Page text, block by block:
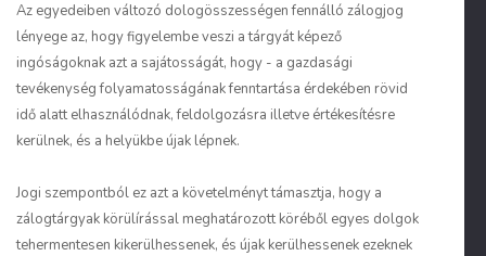
Az egyedeiben változó dologösszességen fennálló zálogjog
lényege az, hogy figyelembe veszi a tárgyát képező
ingóságoknak azt a sajátosságát, hogy - a gazdasági
tevékenység folyamatosságának fenntartása érdekében rövid
idő alatt elhasználódnak, feldolgozásra illetve értékesítésre
kerülnek, és a helyükbe újak lépnek.
Jogi szempontból ez azt a követelményt támasztja, hogy a
zálogtárgyak körülírással meghatározott köréből egyes dolgok
tehermentesen kikerülhessenek, és újak kerülhessenek ezeknek